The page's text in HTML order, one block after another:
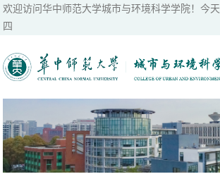
欢迎访问华中师范大学城市与环境科学学院！今天
四